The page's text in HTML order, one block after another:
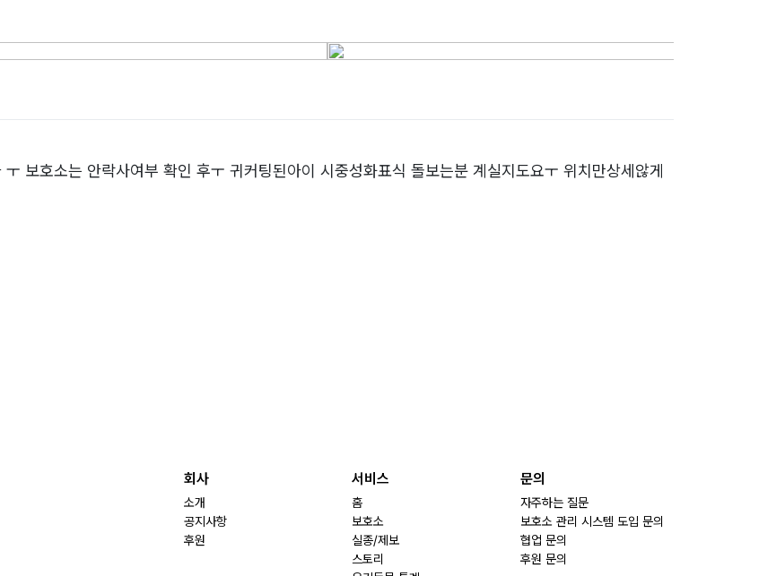
보호소는 안락사여부 확인 후ㅜ 귀커팅된아이 시중성화표식 돌보는분 계실지도요ㅜ 위치만상세않게
회사
소개
공지사항
후원
서비스
홈
보호소
실종/제보
스토리
문의
자주하는 질문
보호소 관리 시스템 도입 문의
협업 문의
후원 문의